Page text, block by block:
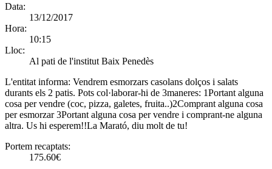
Data:
13/12/2017
Hora:
10:15
Lloc:
Al pati de l'institut Baix Penedès
L'entitat informa: Vendrem esmorzars casolans dolços i salats
durants els 2 patis. Pots col·laborar-hi de 3maneres: 1Portant alguna
cosa per vendre (coc, pizza, galetes, fruita..)2Comprant alguna cosa
per esmorzar 3Portant alguna cosa per vendre i comprant-ne alguna
altra. Us hi esperem!!La Marató, diu molt de tu!
Portem recaptats:
175.60€